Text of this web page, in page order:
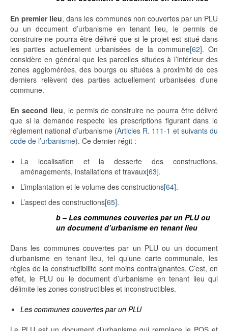
En premier lieu, dans les communes non couvertes par un PLU
ou un document d’urbanisme en tenant lieu, le permis de
construire ne pourra être délivré que si le projet est situé dans
les parties actuellement urbanisées de la commune[62]. On
considère en général que les parcelles situées à l’intérieur des
zones agglomérées, des bourgs ou situées à proximité de ces
derniers relèvent des parties actuellement urbanisées d’une
commune.
En second lieu, le permis de construire ne pourra être délivré
que si la demande respecte les prescriptions figurant dans le
règlement national d’urbanisme (Articles R. 111-1 et suivants du
code de l’urbanisme). Ce dernier régit :
La localisation et la desserte des constructions,
aménagements, installations et travaux[63].
L’implantation et le volume des constructions[64].
L’aspect des constructions[65].
b – Les communes couvertes par un PLU ou
un document d’urbanisme en tenant lieu
Dans les communes couvertes par un PLU ou un document
d’urbanisme en tenant lieu, tel qu’une carte communale, les
règles de la constructibilité sont moins contraignantes. C’est, en
effet, le PLU ou le document d’urbanisme en tenant lieu qui
délimite les zones constructibles et inconstructibles.
Les communes couvertes par un PLU